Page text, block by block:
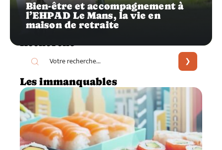
Bien-être et accompagnement à
l’EHPAD Le Mans, la vie en
maison de retraite
Recherche
Les immanquables